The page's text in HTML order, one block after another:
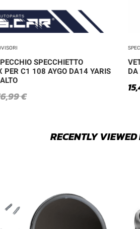
SPECCHIETTO
PER C1 108 AYGO DA14 YARIS
€
RECENTLY